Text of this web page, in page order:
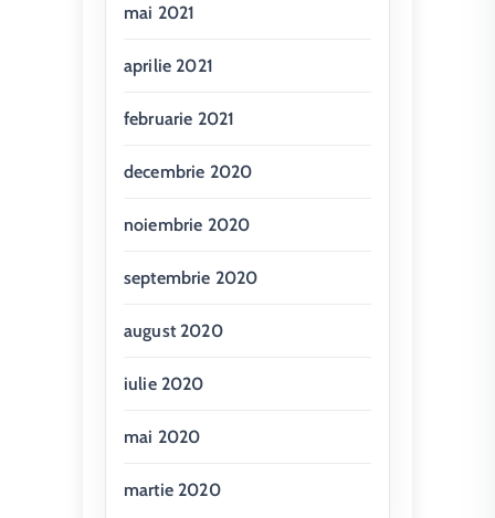
mai 2021
aprilie 2021
februarie 2021
decembrie 2020
noiembrie 2020
septembrie 2020
august 2020
iulie 2020
mai 2020
martie 2020